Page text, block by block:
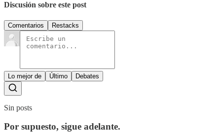
Discusión sobre este post
Comentarios Restacks
Lo mejor de Último Debates
Sin posts
Por supuesto, sigue adelante.